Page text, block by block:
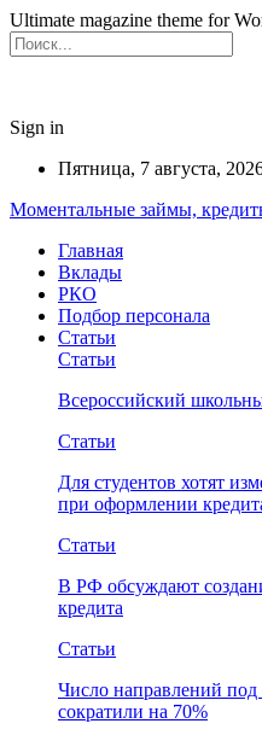
Ultimate magazine theme for
Sign in
Пятница, 7 августа,
Моментальные займы,
Главная
Вклады
РКО
Подбор персонала
Статьи
Статьи
Всероссийский
Статьи
Для студентов хотят
при оформлении
Статьи
В РФ обсуждают
кредита
Статьи
Число направлений под
сократили на 70%